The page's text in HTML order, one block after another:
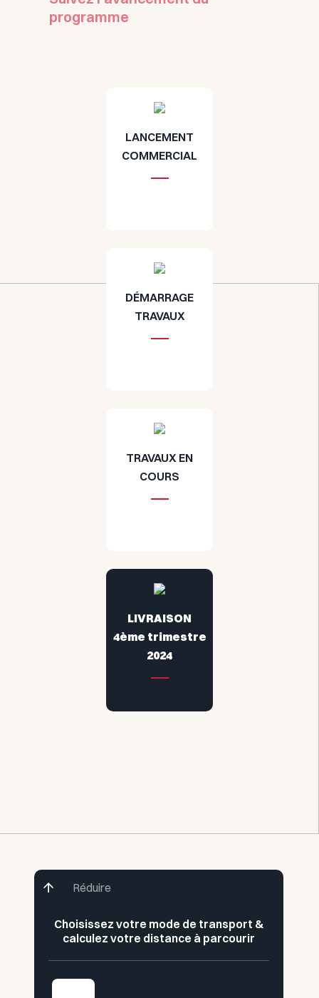
programme
LANCEMENT
COMMERCIAL
DÉMARRAGE
TRAVAUX
TRAVAUX EN
COURS
LIVRAISON
4ème trimestre
2024
Réduire
Choisissez votre mode de transport &
calculez votre distance à parcourir